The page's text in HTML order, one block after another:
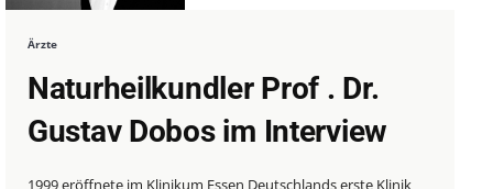
Ärzte
Naturheilkundler Prof . Dr.
Gustav Dobos im Interview